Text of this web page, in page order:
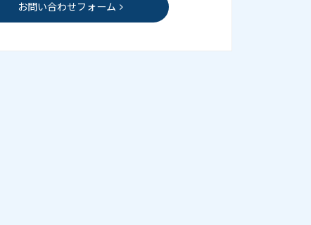
お問い合わせフォーム